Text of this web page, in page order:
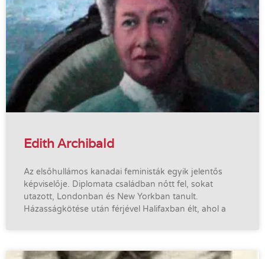
Edith Archibald
Az elsőhullámos kanadai feministák egyik jelentős
képviselője. Diplomata családban nőtt fel, sokat
utazott, Londonban és New Yorkban tanult.
Házasságkötése után férjével Halifaxban élt, ahol a